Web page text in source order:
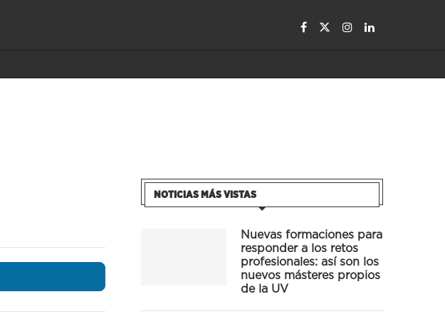
NOTICIAS MÁS VISTAS
Nuevas formaciones para
responder a los retos
profesionales: así son los
nuevos másteres propios
de la UV